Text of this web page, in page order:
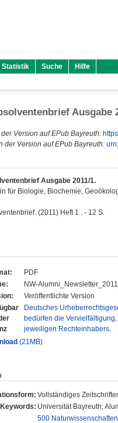
Statistik Suche Hilfe
Ausgabe
Version auf EPub Bayreuth:
der Version auf EPub Bayreuth:
Ausgabe 2011/1.
für Biologie, Biochemie,
(2011) Heft 1 . - 12 S.
PDF
NW-
Veröffentlichte Version
Deutsches
bedürfen die
jeweiligen Rechteinhabers.
(21MB)
Vollständiges
Keywords: Universität Bayreuth;
500